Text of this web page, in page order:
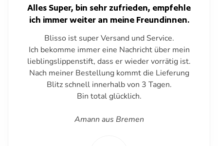
Alles Super, bin sehr zufrieden, empfehle
ich immer weiter an meine Freundinnen.
Blisso ist super Versand und Service.
Ich bekomme immer eine Nachricht über mein
lieblingslippenstift, dass er wieder vorrätig ist.
Nach meiner Bestellung kommt die Lieferung
Blitz schnell innerhalb von 3 Tagen.
Bin total glücklich.
Amann aus Bremen